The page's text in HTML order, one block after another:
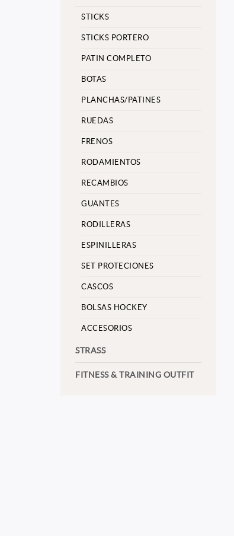
STICKS
STICKS PORTERO
PATIN COMPLETO
BOTAS
PLANCHAS/PATINES
RUEDAS
FRENOS
RODAMIENTOS
RECAMBIOS
GUANTES
RODILLERAS
ESPINILLERAS
SET PROTECIONES
CASCOS
BOLSAS HOCKEY
ACCESORIOS
STRASS
FITNESS & TRAINING OUTFIT